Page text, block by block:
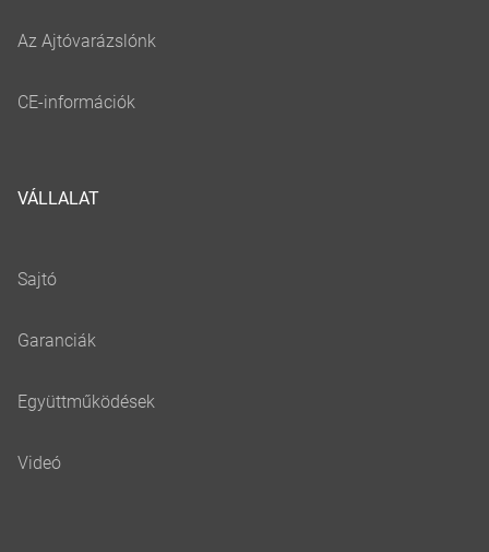
VÁLLALAT